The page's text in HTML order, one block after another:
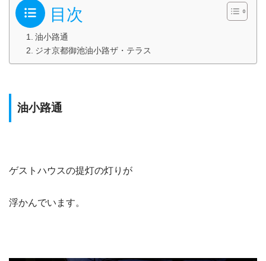
目次
油小路通
ジオ京都御池油小路ザ・テラス
油小路通
ゲストハウスの提灯の灯りが
浮かんでいます。